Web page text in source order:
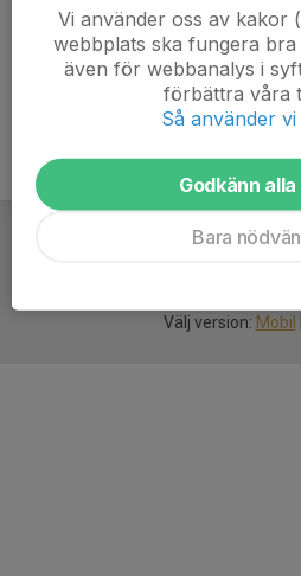
Välj version: Mobil
Vi använder oss av kakor
webbplats ska fungera
även för webbanalys i
förbättra våra
Så använder
Godkänn
Bara